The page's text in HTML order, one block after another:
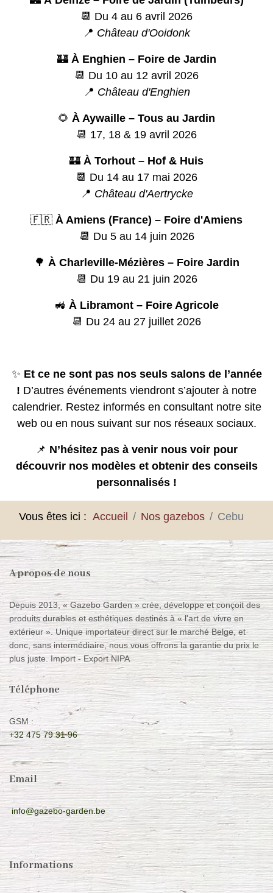
📆 Du 4 au 6 avril 2026
📍 Château d'Ooidonk
🏰 À Enghien – Foire de Jardin
📆 Du 10 au 12 avril 2026
📍 Château d'Enghien
🌻 À Aywaille – Tous au Jardin
📆 17, 18 & 19 avril 2026
🏰 À Torhout – Hof & Huis
📆 Du 14 au 17 mai 2026
📍 Château d'Aertrycke
🇫🇷 À Amiens (France) – Foire d'Amiens
📆 Du 5 au 14 juin 2026
🌳 À Charleville-Mézières – Foire Jardin
📆 Du 19 au 21 juin 2026
🚜 À Libramont – Foire Agricole
📆 Du 24 au 27 juillet 2026
✨ Et ce ne sont pas nos seuls salons de l’année
! D’autres événements viendront s’ajouter à notre
calendrier. Restez informés en consultant notre site
web ou en nous suivant sur nos réseaux sociaux.
📌 N’hésitez pas à venir nous voir pour
découvrir nos modèles et obtenir des conseils
personnalisés !
Vous êtes ici : Accueil Nos gazebos Cebu
A propos de nous
Depuis 2013, « Gazebo Garden » crée, développe et conçoit des
produits durables et esthétiques destinés à « l'art de vivre en
extérieur ». Unique importateur direct sur le marché Belge, et
donc, sans intermédiaire, nous vous offrons la garantie du prix le
plus juste. Import - Export NIPA
Téléphone
GSM :
+32 475 79 31 96
Email
info@gazebo-garden.be
Informations